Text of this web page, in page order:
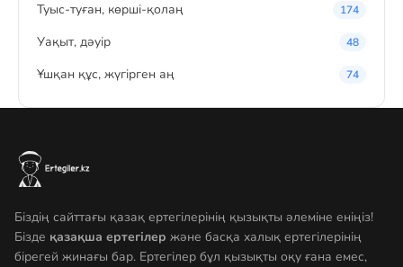
Туыс-туған, көрші-қолаң 174
Уақыт, дәуір 48
Ұшқан құс, жүгірген аң 74
Біздің сайттағы қазақ ертегілерінің қызықты әлеміне еніңіз!
Бізде қазақша ертегілер және басқа халық ертегілерінің
бірегей жинағы бар. Ертегілер бұл қызықты оқу ғана емес,